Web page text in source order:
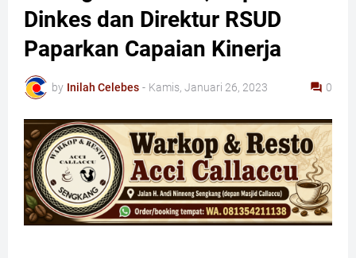
Dinkes dan Direktur RSUD
Paparkan Capaian Kinerja
by Inilah Celebes - Kamis, Januari 26, 2023 0